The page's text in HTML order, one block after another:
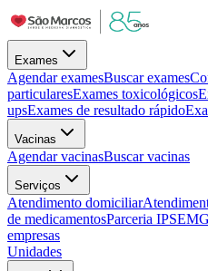
Exames
Agendar examesBuscar exames
particularesExames toxicológicos
upsExames de resultado rápido
Vacinas
Agendar vacinasBuscar vacinas
Serviços
Atendimento domiciliar
de medicamentosParceria IPSEMG
empresas
Unidades